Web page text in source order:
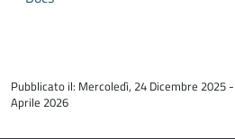
del
contenuto
Pubblicato il: Mercoledì, 24 Dicembre 2025
Aprile 2026